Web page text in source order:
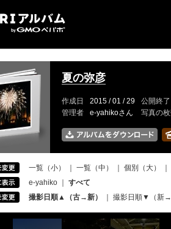
夏の弥彦
作成日 2015 / 01 / 29 公開終了
管理者
e-yahikoさん 写真の
一覧（小） 一覧（中） 個別（大）
e-yahiko
すべて
撮影日順▲（古→新）
撮影日順▼（新→